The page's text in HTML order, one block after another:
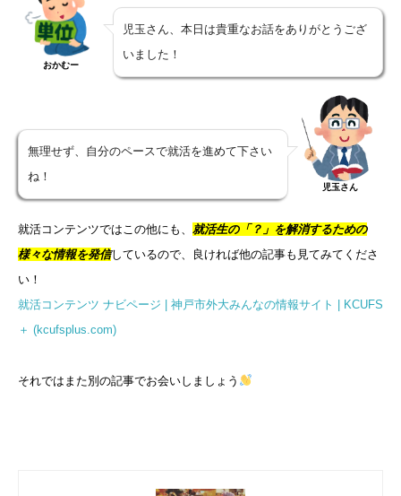
おかむー
児玉さん、本日は貴重なお話をありがとうござ
いました！
無理せず、自分のペースで就活を進めて下さい
ね！
児玉さん
就活コンテンツではこの他にも、 就活生の「？」を解消するための
様々な情報を発信しているので、良ければ他の記事も見てみてくださ
い！
就活コンテンツ ナビページ | 神戸市外大みんなの情報サイト | KCUFS
＋ (kcufsplus.com)
それではまた別の記事でお会いしましょう